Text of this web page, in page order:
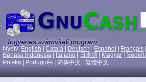
Ingyenes számviteli program
Nyelv: English |Català Deutsch Español Français
Bahasa Indonesia
Italiano 日本語 Magyar
Polska
Português |简体中文 |繁體中文